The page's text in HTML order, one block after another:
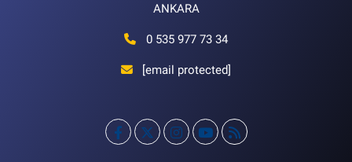
ANKARA
0 535 977 73 34
[email protected]